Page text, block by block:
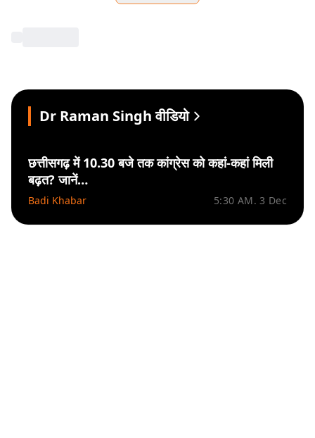
Dr Raman Singh वीडियो
छत्तीसगढ़ में 10.30 बजे तक कांग्रेस को कहां-कहां मिली
बढ़त? जानें…
Badi Khabar 5:30 AM. 3 Dec